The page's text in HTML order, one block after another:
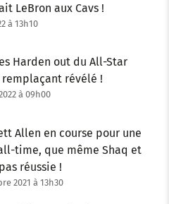
LeBron aux Cavs !
à 13h10
Harden out du All-Star
remplaçant révélé !
à 09h00
Allen en course pour une
time, que même Shaq et
réussie !
2021 à 13h30